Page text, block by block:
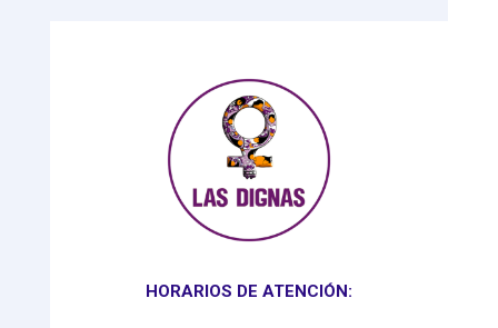
HORARIOS DE ATENCIÓN: